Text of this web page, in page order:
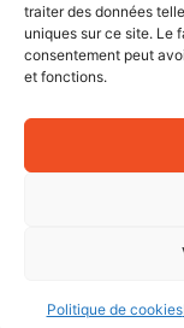
traiter des données
uniques sur ce site. Le
consentement peut
et fonctions.
Politique de cookies